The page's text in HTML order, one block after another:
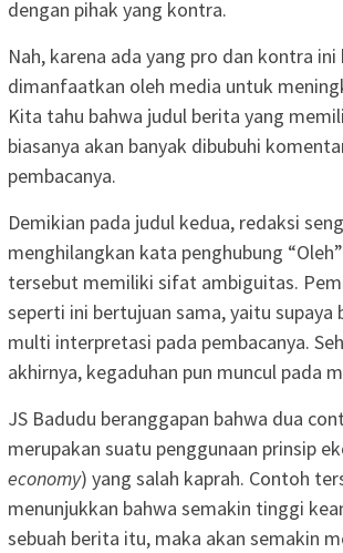
dengan pihak yang kontra.
Nah, karena ada yang pro dan kontra
dimanfaatkan oleh media untuk
Kita tahu bahwa judul berita yang
biasanya akan banyak dibubuhi
pembacanya.
Demikian pada judul kedua, redaksi
menghilangkan kata penghubung
tersebut memiliki sifat ambiguitas.
seperti ini bertujuan sama, yaitu supaya
multi interpretasi pada pembacanya.
akhirnya, kegaduhan pun muncul pada
JS Badudu beranggapan bahwa dua
merupakan suatu penggunaan prinsip
economy) yang salah kaprah. Contoh
menunjukkan bahwa semakin tinggi
sebuah berita itu, maka akan semakin